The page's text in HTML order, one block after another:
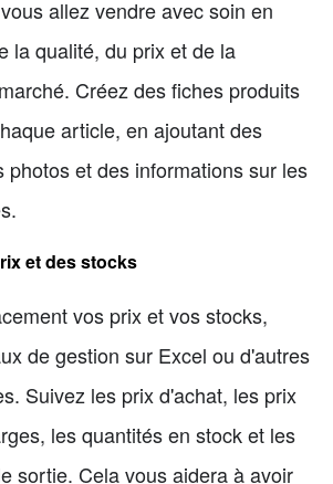
allez vendre avec soin en
la qualité, du prix et de la
Créez des fiches produits
article, en ajoutant des
photos et des informations sur les
et des stocks
vos prix et vos stocks,
de gestion sur Excel ou d'autres
Suivez les prix d'achat, les prix
les quantités en stock et les
sortie. Cela vous aidera à avoir